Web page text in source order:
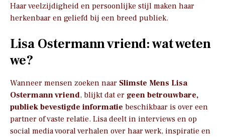
Haar veelzijdigheid en persoonlijke stijl maken haar
herkenbaar en geliefd bij een breed publiek.
Lisa Ostermann vriend: wat weten
we?
Wanneer mensen zoeken naar Slimste Mens Lisa
Ostermann vriend, blijkt dat er geen betrouwbare,
publiek bevestigde informatie beschikbaar is over een
partner of vaste relatie. Lisa deelt in interviews en op
social media vooral verhalen over haar werk, inspiratie en